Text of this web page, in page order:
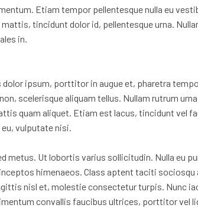
Etiam tempor pellentesque nulla eu
tincidunt dolor id, pellentesque urna.
in.
ipsum, porttitor in augue et, pharetra
scelerisque aliquam tellus. Nullam rutrum
quam aliquet. Etiam est lacus, tincidunt vel
vulputate nisi.
Ut lobortis varius sollicitudin. Nulla eu
himenaeos. Class aptent taciti
nisl et, molestie consectetur turpis. Nunc
convallis faucibus ultrices, porttitor vel